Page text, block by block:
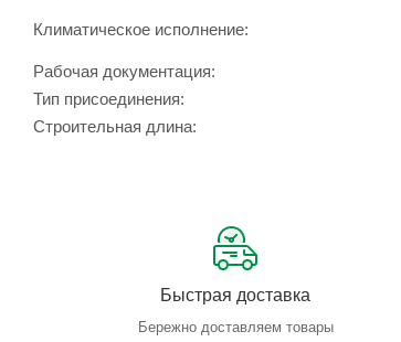
Климатическое исполнение:
Рабочая документация:
Тип присоединения:
Строительная длина:
Быстрая доставка
Бережно доставляем товары